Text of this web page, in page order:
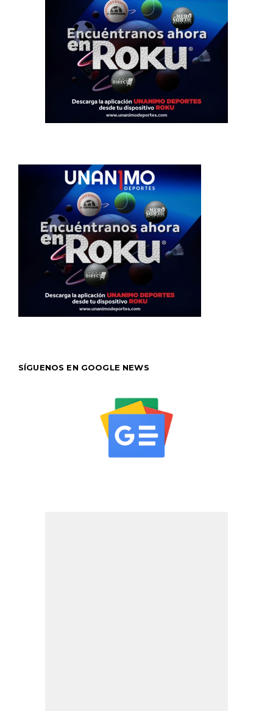
SÍGUENOS EN GOOGLE NEWS